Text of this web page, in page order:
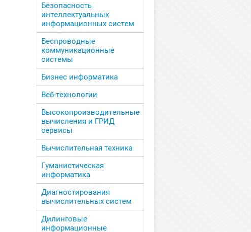
Безопасность
интеллектуальных
информационных систем
Беспроводные
коммуникационные
системы
Бизнес информатика
Веб-технологии
Высокопроизводительные
вычисления и ГРИД
сервисы
Вычислительная техника
Гуманистическая
информатика
Диагностирования
вычислительных систем
Дилинговые
информационные